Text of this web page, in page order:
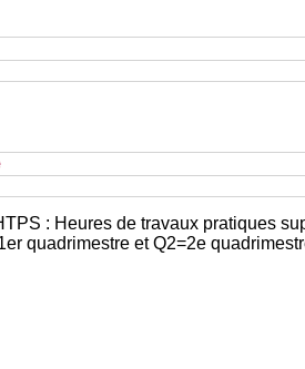
: Heures de travaux pratiques
quadrimestre et Q2=2e